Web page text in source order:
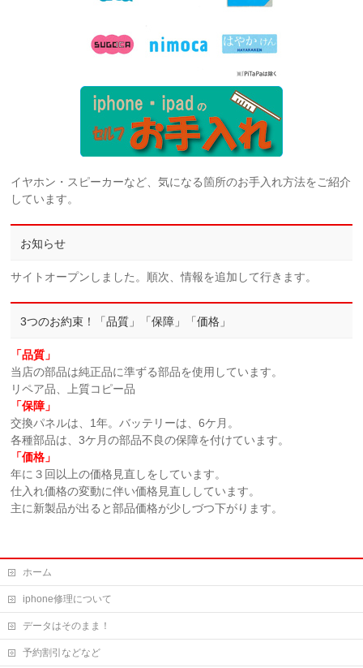
イヤホン・スピーカーなど、気になる箇所のお手入れ方法をご紹介
しています。
お知らせ
サイトオープンしました。順次、情報を追加して行きます。
3つのお約束！「品質」「保障」「価格」
「品質」
当店の部品は純正品に準ずる部品を使用しています。
リペア品、上質コピー品
「保障」
交換パネルは、1年。バッテリーは、6ケ月。
各種部品は、3ケ月の部品不良の保障を付けています。
「価格」
年に３回以上の価格見直しをしています。
仕入れ価格の変動に伴い価格見直ししています。
主に新製品が出ると部品価格が少しづつ下がります。
ホーム
iphone修理について
データはそのまま！
予約割引などなど